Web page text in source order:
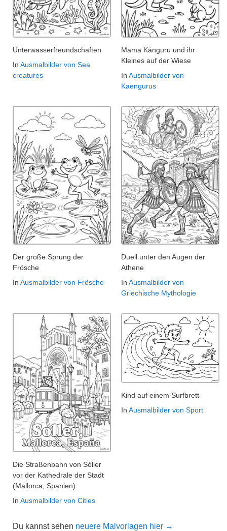
Unterwasserfreundschaften
In Ausmalbilder von Sea
creatures
Mama Känguru und ihr
Kleines auf der Wiese
In Ausmalbilder von
Kaengurus
Der große Sprung der
Frösche
In Ausmalbilder von Frösche
Duell unter den Augen der
Athene
In Ausmalbilder von
Griechische Mythologie
Die Straßenbahn von Sóller
vor der Kathedrale der Stadt
(Mallorca, Spanien)
In Ausmalbilder von Cities
Kind auf einem Surfbrett
In Ausmalbilder von Sport
Du kannst sehen neuere Malvorlagen hier →